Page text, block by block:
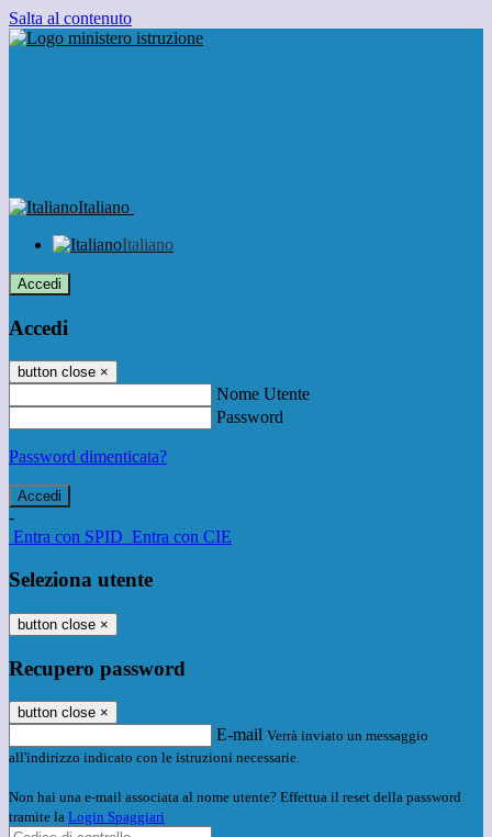
Salta al contenuto
Italiano
Italiano
Accedi
Accedi
button close ×
Nome Utente
Password
Password dimenticata?
-
Entra con SPID Entra con CIE
Seleziona utente
button close ×
Recupero password
button close ×
E-mail Verrà inviato un messaggio
all'indirizzo indicato con le istruzioni necessarie.
Non hai una e-mail associata al nome utente? Effettua il reset della password
tramite la Login Spaggiari